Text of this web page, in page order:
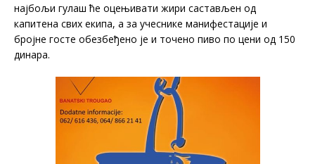
најбољи гулаш ће оцењивати жири састављен од
капитена свих екипа, а за учеснике манифестације и
бројне госте обезбеђено је и точено пиво по цени од 150
динара.